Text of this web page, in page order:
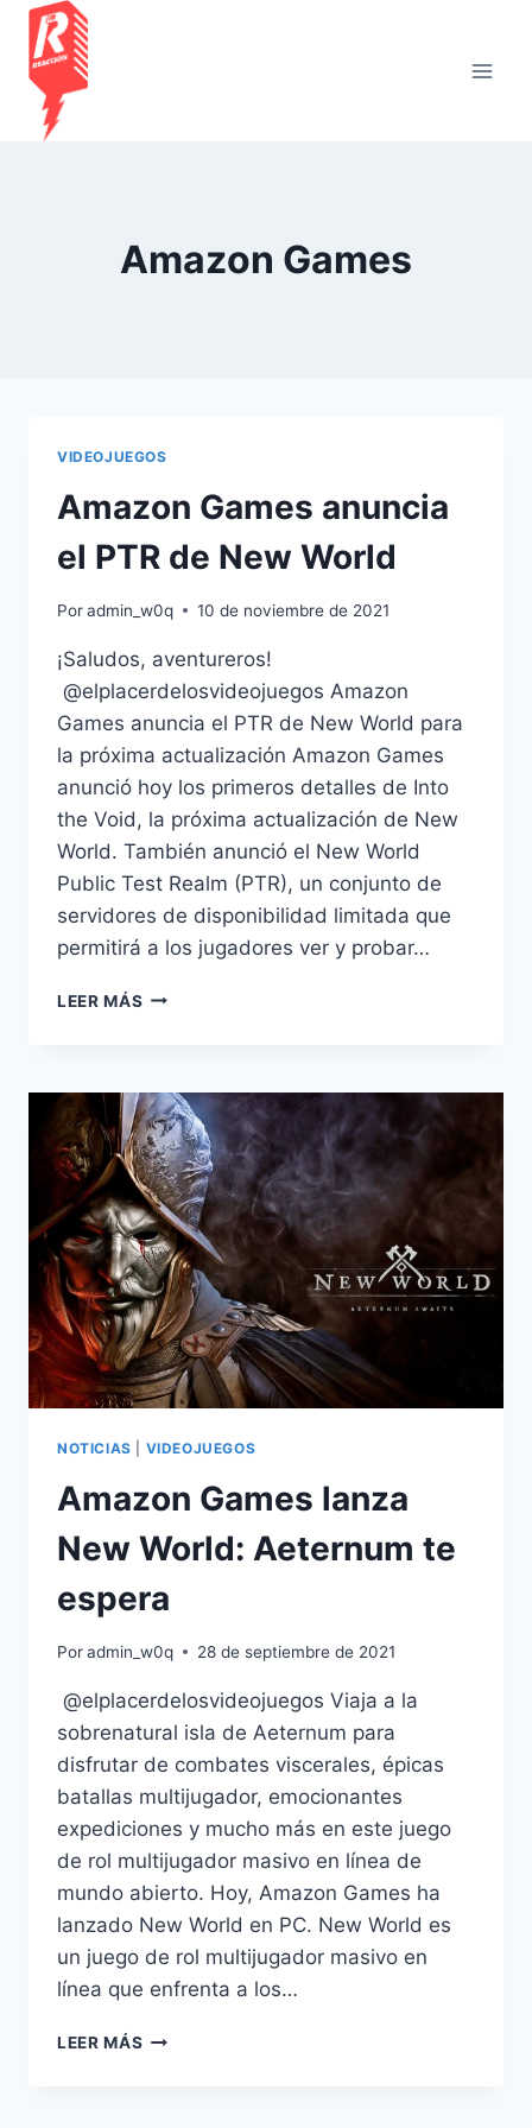
Saltar
contenido
Amazon Games
VIDEOJUEGOS
Amazon Games anuncia
el PTR de New World
Poradmin_w0q 10 de noviembre de 2021
¡Saludos, aventureros!
@elplacerdelosvideojuegos Amazon
Games anuncia el PTR de New World para
la próxima actualización Amazon Games
anunció hoy los primeros detalles de Into
the Void, la próxima actualización de New
World. También anunció el New World
Public Test Realm (PTR), un conjunto de
servidores de disponibilidad limitada que
permitirá a los jugadores ver y probar…
LEER MÁS AMAZON
PTR
DE
NEW
WORLD
NOTICIAS VIDEOJUEGOS
Amazon Games lanza
New World: Aeternum te
espera
Poradmin_w0q 28 de septiembre de 2021
@elplacerdelosvideojuegos Viaja a la
sobrenatural isla de Aeternum para
disfrutar de combates viscerales, épicas
batallas multijugador, emocionantes
expediciones y mucho más en este juego
de rol multijugador masivo en línea de
mundo abierto. Hoy, Amazon Games ha
lanzado New World en PC. New World es
un juego de rol multijugador masivo en
línea que enfrenta a los…
LEER MÁS AMAZON